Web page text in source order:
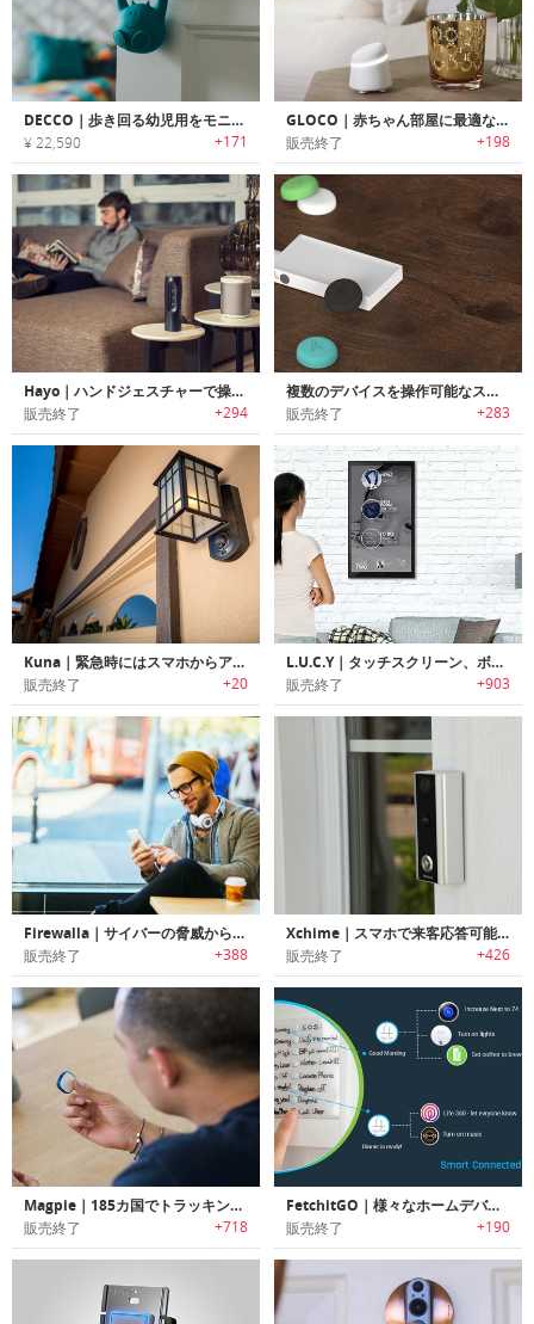
DECCO｜歩き回る幼児用をモニタリング可能なモーションセンサー搭載幼児モニター「デッコ」
¥ 22,590 +171
GLOCO｜赤ちゃん部屋に最適なWiFi温度・湿度・一酸化炭素モニター「グロコ」
販売終了 +198
Hayo｜ハンドジェスチャーで操作可能なスマートホームコントローラー「ヘイヨー」
販売終了 +294
複数のデバイスを操作可能なスマートプッシュカットボタン「フリックハブ」
販売終了 +283
Kuna｜緊急時にはスマホからアクションを行えるスマートホームセキュリティー野外ライト「クナ」
販売終了 +20
L.U.C.Y｜タッチスクリーン、ボイスコマンド搭載であなたと対話可能なデジタルバトラー「ルーシー」
販売終了 +903
Firewalla｜サイバーの脅威から家族を守るサイバーセキュリティデバイス「ファイアーウォーラ」
販売終了 +388
Xchime｜スマホで来客応答可能な1080p HDライブビデオカメラ搭載ドアベル「エックスチャイム」
販売終了 +426
Magpie｜185カ国でトラッキング可能なスマートグローバルGPSトラッカー「マグパイ」
販売終了 +718
FetchitGO｜様々なホームデバイスをコントロール可能なスマートボタンパネル「フェチットゴー」
販売終了 +190